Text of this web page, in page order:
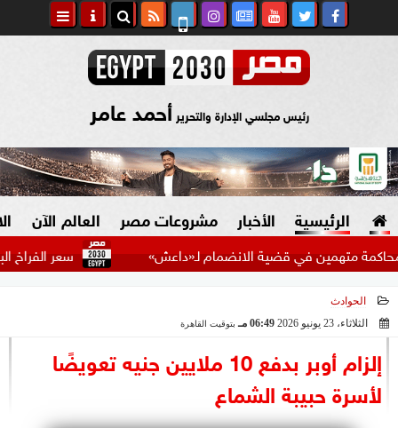
رئيس مجلسي الإدارة والتحرير أحمد عامر
الرئيسية الأخبار
السياسة
الرئاسة
البرلمان
مشروعات مصر العالم الآن
سعر الفراخ البيضاء في قضية الانضمام لـ«داعش»
الحوادث
الثلاثاء، 23 يونيو 2026
06:49 مـ بتوقيت القاهرة
إلزام أوبر بدفع 10 ملايين جنيه تعويضًا
لأسرة حبيبة الشماع